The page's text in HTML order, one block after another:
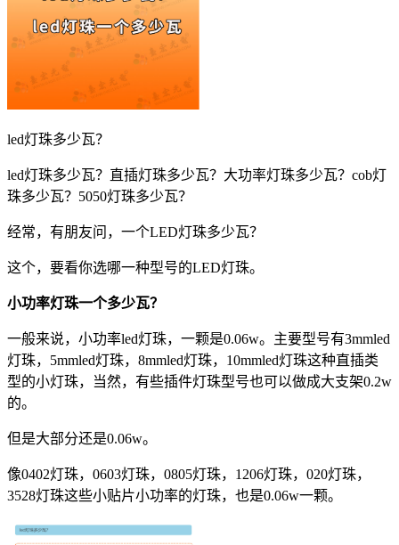
led灯珠多少瓦？
led灯珠多少瓦？直插灯珠多少瓦？大功率灯珠多少瓦？cob灯
珠多少瓦？5050灯珠多少瓦？
经常，有朋友问，一个LED灯珠多少瓦？
这个，要看你选哪一种型号的LED灯珠。
小功率灯珠一个多少瓦？
一般来说，小功率led灯珠，一颗是0.06w。主要型号有3mmled
灯珠，5mmled灯珠，8mmled灯珠，10mmled灯珠这种直插类
型的小灯珠，当然，有些插件灯珠型号也可以做成大支架0.2w
的。
但是大部分还是0.06w。
像0402灯珠，0603灯珠，0805灯珠，1206灯珠，020灯珠，
3528灯珠这些小贴片小功率的灯珠，也是0.06w一颗。